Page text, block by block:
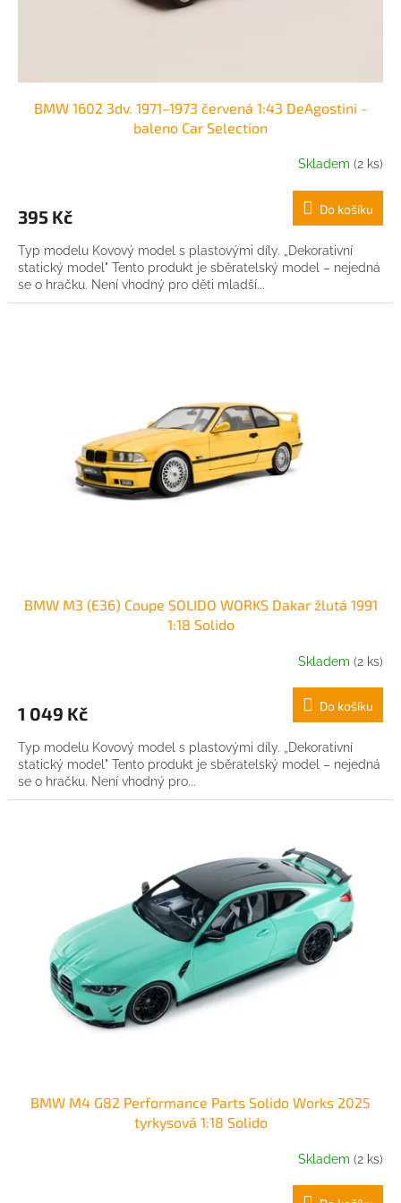
BMW 1602 3dv. 1971–1973 červená 1:43 DeAgostini -
baleno Car Selection
Skladem (2 ks)
395 Kč Do košíku
Typ modelu Kovový model s plastovými díly. „Dekorativní
statický model" Tento produkt je sběratelský model – nejedná
se o hračku. Není vhodný pro děti mladší...
BMW M3 (E36) Coupe SOLIDO WORKS Dakar žlutá 1991
1:18 Solido
Skladem (2 ks)
1 049 Kč Do košíku
Typ modelu Kovový model s plastovými díly. „Dekorativní
statický model" Tento produkt je sběratelský model – nejedná
se o hračku. Není vhodný pro...
BMW M4 G82 Performance Parts Solido Works 2025
tyrkysová 1:18 Solido
Skladem (2 ks)